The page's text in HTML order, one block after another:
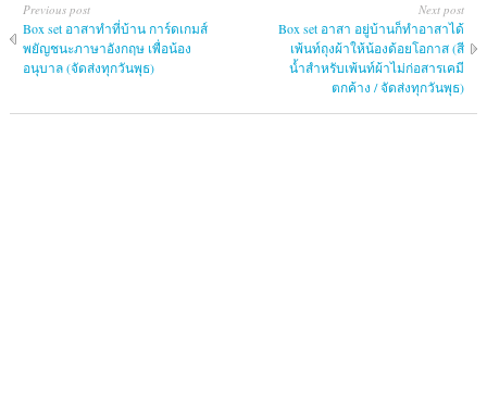
Previous post
Box set อาสาทำที่บ้าน การ์ดเกมส์
พยัญชนะภาษาอังกฤษ เพื่อน้อง
อนุบาล (จัดส่งทุกวันพุธ)
Next post
Box set อาสา อยู่บ้านก็ทำอาสาได้
เพ้นท์ถุงผ้าให้น้องด้อยโอกาส (สี
น้ำสำหรับเพ้นท์ผ้าไม่ก่อสารเคมี
ตกค้าง / จัดส่งทุกวันพุธ)